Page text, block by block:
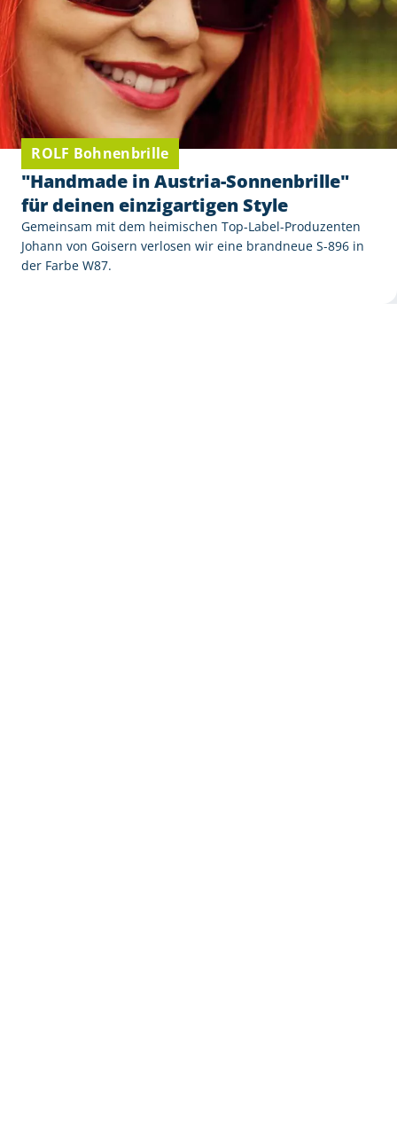
ROLF Bohnenbrille
"Handmade in Austria-Sonnenbrille"
für deinen einzigartigen Style
Gemeinsam mit dem heimischen Top-Label-Produzenten
Johann von Goisern verlosen wir eine brandneue S-896 in
der Farbe W87.